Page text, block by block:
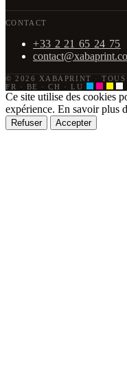
CONTACT
+33 2 21 65 24 75
© 2026 XABAPRINT ·
FR · BE · CH · LU
Ce site utilise des cookies
expérience. En savoir plus
Refuser Accepter